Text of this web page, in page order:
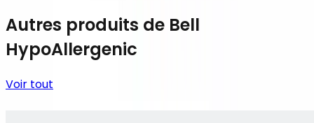
Autres produits de Bell
HypoAllergenic
Voir tout